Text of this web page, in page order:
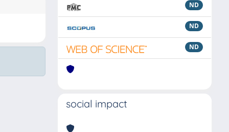
ND
ND
ND
social impact